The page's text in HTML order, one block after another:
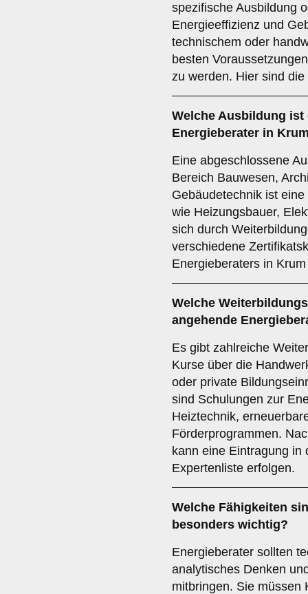
spezifische Ausbildung
Energieeffizienz und
technischem oder
besten
zu werden. Hier sind
Welche Ausbildung ist
Energieberater in
Eine abgeschlossene
Bereich Bauwesen,
Gebäudetechnik ist
wie Heizungsbauer,
sich durch
verschiedene
Energieberaters in
Welche
angehende
Es gibt zahlreiche
Kurse über die
oder private
sind Schulungen zur
Heiztechnik,
Förderprogrammen.
kann eine Eintragung in
Expertenliste erfolgen.
Welche Fähigkeiten
besonders wichtig?
Energieberater sollten
analytisches Denken
mitbringen. Sie müssen